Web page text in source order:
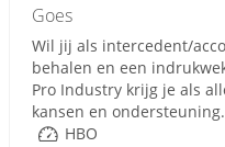
Goes
Wil jij als intercedent/
behalen en een
Pro Industry krijg je als
kansen en
HBO